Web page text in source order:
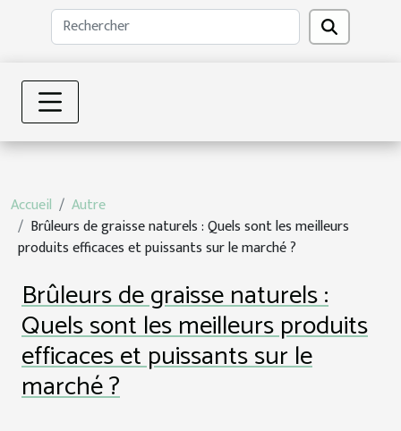
Accueil
Autre
Brûleurs de graisse naturels : Quels sont les meilleurs
produits efficaces et puissants sur le marché ?
Brûleurs de graisse naturels :
Quels sont les meilleurs produits
efficaces et puissants sur le
marché ?